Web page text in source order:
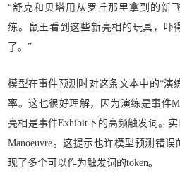
“舒克和贝塔用从罗丘那里拿到的新
练。鼠王看到这些新亮相的玩具，吓
了。”
模型在事件预测时对这条文本中的“演
率。这也很好理解，因为演练是事件
亮相是事件Exhibit下的高频触发词。
Manoeuvre。这提示也许模型预测错
现了多个可以作为触发词的token。